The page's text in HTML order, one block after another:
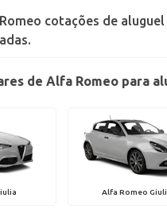
cotações de
de Alfa Romeo para
Alfa Romeo